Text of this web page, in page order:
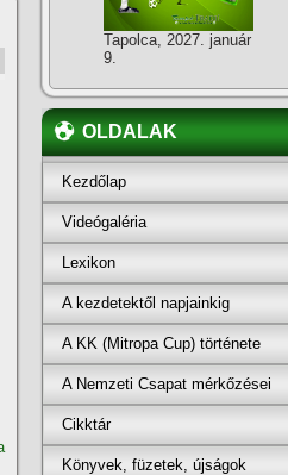
Tapolca, 2027. január
9.
OLDALAK
Kezdőlap
Videógaléria
Lexikon
A kezdetektől napjainkig
A KK (Mitropa Cup) története
A Nemzeti Csapat mérkőzései
Cikktár
Könyvek, füzetek, újságok